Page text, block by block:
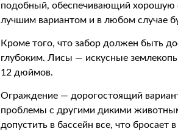
подобный, обеспечивающий хорошую
лучшим вариантом и в любом случае
Кроме того, что забор должен быть
глубоким. Лисы — искусные
12 дюймов.
Ограждение — дорогостоящий
проблемы с другими дикими
допустить в бассейн все, что бросает